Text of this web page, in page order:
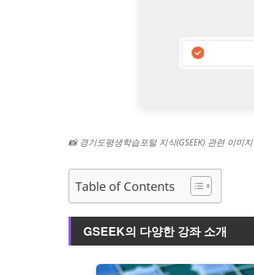
📸 경기도평생학습포털 지식(GSEEK) 관련 이미지
Table of Contents
GSEEK의 다양한 강좌 소개